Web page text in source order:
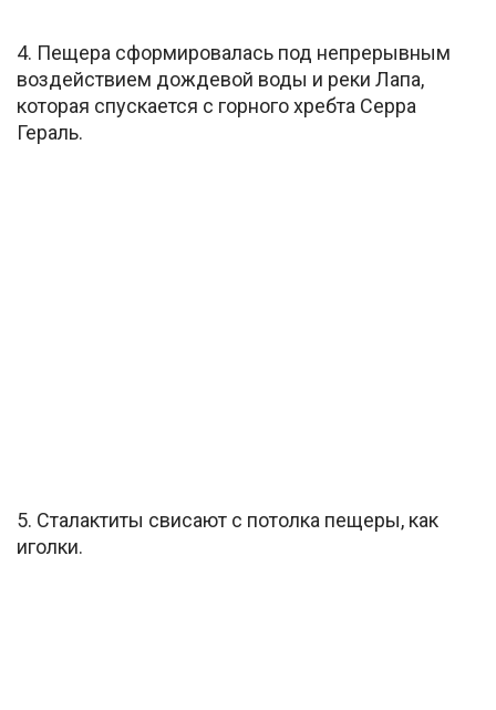
4. Пещера сформировалась под непрерывным
воздействием дождевой воды и реки Лапа,
которая спускается с горного хребта Серра
Гераль.
5. Сталактиты свисают с потолка пещеры, как
иголки.